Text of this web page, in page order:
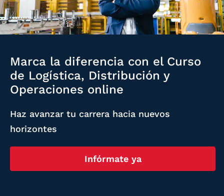
Marca la diferencia con el Curso
de Logística, Distribución y
Operaciones online
Haz avanzar tu carrera hacia nuevos
horizontes
Infórmate ya